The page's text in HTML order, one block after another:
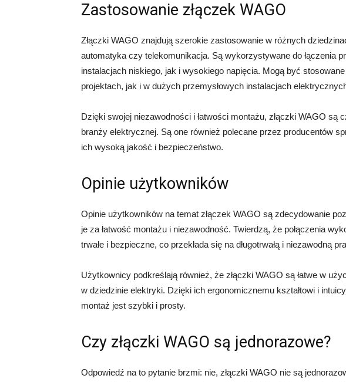
Zastosowanie złączek WAGO
Złączki WAGO znajdują szerokie zastosowanie w różnych
automatyka czy telekomunikacja. Są wykorzystywane do łączenia
instalacjach niskiego, jak i wysokiego napięcia. Mogą być
projektach, jak i w dużych przemysłowych instalacjach
Dzięki swojej niezawodności i łatwości montażu, złączki WAGO są
branży elektrycznej. Są one również polecane przez producentów
ich wysoką jakość i bezpieczeństwo.
Opinie użytkowników
Opinie użytkowników na temat złączek WAGO są zdecydowanie
je za łatwość montażu i niezawodność. Twierdzą, że połączenia
trwałe i bezpieczne, co przekłada się na długotrwałą i niezawodną
Użytkownicy podkreślają również, że złączki WAGO są łatwe w
w dziedzinie elektryki. Dzięki ich ergonomicznemu kształtowi i
montaż jest szybki i prosty.
Czy złączki WAGO są jednorazowe?
Odpowiedź na to pytanie brzmi: nie, złączki WAGO nie są